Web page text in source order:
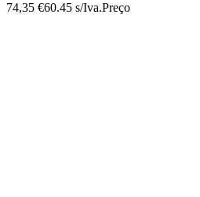
74,35 €60.45 s/Iva.Preço